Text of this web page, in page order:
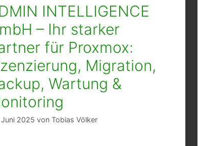
INTELLIGENCE
– Ihr starker
für Proxmox:
Migration,
Wartung &
2025 von Tobias Völker